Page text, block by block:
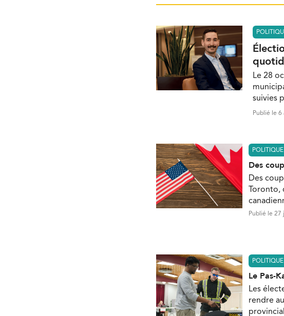
Le 28
suivies
Publié le 6
POLITIQUE
Des
Des
Publié le 27
POLITIQUE
Le Pas-
Les
rendre